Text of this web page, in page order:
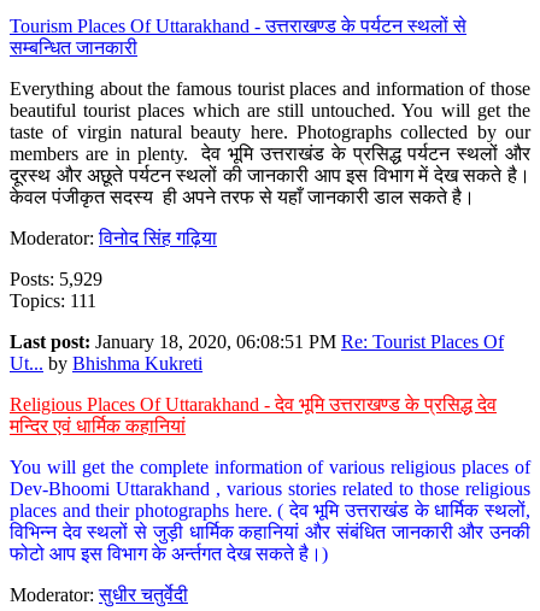
Tourism Places Of Uttarakhand - उत्तराखण्ड के पर्यटन स्थलों से
सम्बन्धित जानकारी
Everything about the famous tourist places and information of those
beautiful tourist places which are still untouched. You will get the
taste of virgin natural beauty here. Photographs collected by our
members are in plenty. देव भूमि उत्तराखंड के प्रसिद्ध पर्यटन स्थलों और
दूरस्थ और अछूते पर्यटन स्थलों की जानकारी आप इस विभाग में देख सकते है।
केवल पंजीकृत सदस्य ही अपने तरफ से यहाँ जानकारी डाल सकते है।
Moderator:विनोद सिंह गढ़िया
Posts: 5,929
Topics: 111
Last post: January 18, 2020, 06:08:51 PM Re: Tourist Places Of
Ut... by Bhishma Kukreti
Religious Places Of Uttarakhand - देव भूमि उत्तराखण्ड के प्रसिद्ध देव
मन्दिर एवं धार्मिक कहानियां
You will get the complete information of various religious places of
Dev-Bhoomi Uttarakhand , various stories related to those religious
places and their photographs here. ( देव भूमि उत्तराखंड के धार्मिक स्थलों,
विभिन्न देव स्थलों से जुड़ी धार्मिक कहानियां और संबंधित जानकारी और उनकी
फोटो आप इस विभाग के अर्न्तगत देख सकते है।)
Moderator:सुधीर चतुर्वेदी